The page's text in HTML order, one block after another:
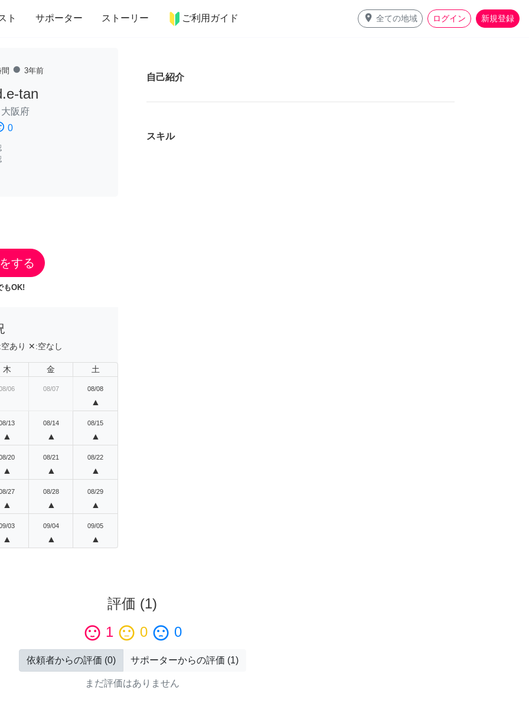
ト サポーター ストーリー ご利用ガイド place 全ての地域 ログイン 新規登録
インテリア 趣味・習い事 ペット 料理
fiber_manual_record 3年前
tan
大阪府
0
する
もOK!
空あり ✕:空なし
木 金 土
06 08/07 08/08
▲
13
▲
08/14
▲
08/15
▲
20
▲
08/21
▲
08/22
▲
27
▲
08/28
▲
08/29
▲
03
▲
09/04
▲
09/05
▲
自己紹介
スキル
評価 (1)
sentiment_satisfied 1 sentiment_neutral 0 sentiment_dissatisfied 0
依頼者からの評価 (0) サポーターからの評価 (1)
まだ評価はありません